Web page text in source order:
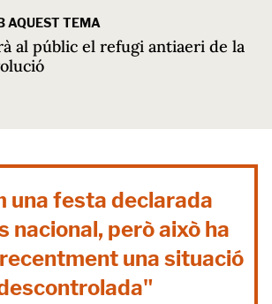
AQUEST TEMA
al públic el refugi antiaeri de la
una festa declarada
nacional, però això ha
una situació